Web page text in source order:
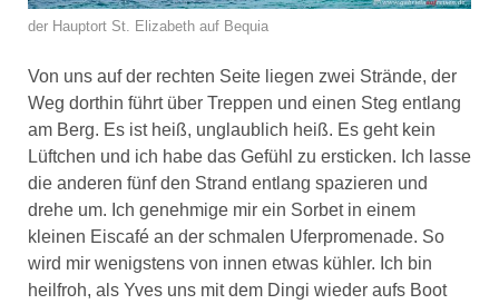
der Hauptort St. Elizabeth auf Bequia
Von uns auf der rechten Seite liegen zwei Strände, der
Weg dorthin führt über Treppen und einen Steg entlang
am Berg. Es ist heiß, unglaublich heiß. Es geht kein
Lüftchen und ich habe das Gefühl zu ersticken. Ich lasse
die anderen fünf den Strand entlang spazieren und
drehe um. Ich genehmige mir ein Sorbet in einem
kleinen Eiscafé an der schmalen Uferpromenade. So
wird mir wenigstens von innen etwas kühler. Ich bin
heilfroh, als Yves uns mit dem Dingi wieder aufs Boot